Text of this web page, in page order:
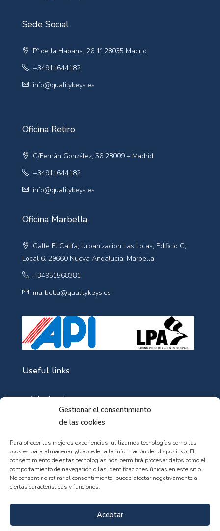
Gestionar el consentimiento
de las cookies
Para ofrecer las mejores experiencias, utilizamos tecnologías como las
cookies para almacenar y/o acceder a la información del dispositivo. El
consentimiento de estas tecnologías nos permitirá procesar datos como el
comportamiento de navegación o las identificaciones únicas en este sitio.
No consentir o retirar el consentimiento, puede afectar negativamente a
ciertas características y funciones.
Aceptar
Sede Social
Pº de la Habana, 26 1º 28035 Madrid
+34911644182
info@qualitykeys.es
Oficina Retiro
C/Fernán González, 56 28009 – Madrid
+34911644182
info@qualitykeys.es
Oficina Marbella
Calle El Califa, Urbanizacion Las Lolas, Edificio C,
Local 6. 29660 Nueva Andalucia, Marbella
+34951568381
marbella@qualitykeys.es
Useful links
Aviso Legal
Política de Cookies